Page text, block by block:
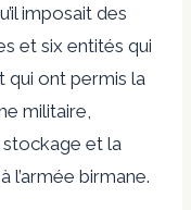
imposait des
et six entités qui
qui ont permis la
militaire,
stockage et la
l’armée birmane.